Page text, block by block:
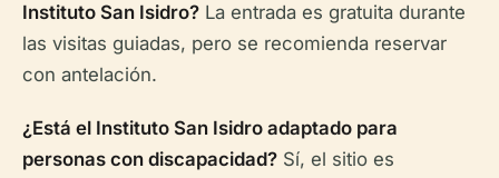
Instituto San Isidro? La entrada es gratuita durante
las visitas guiadas, pero se recomienda reservar
con antelación.
¿Está el Instituto San Isidro adaptado para
personas con discapacidad? Sí, el sitio es